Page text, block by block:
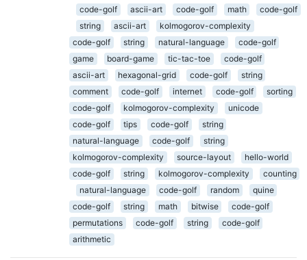
code-golf
ascii-art code-golf math
code-golf
string
ascii-art
kolmogorov-complexity
code-golf
string natural-language
code-golf
game
board-game tic-tac-toe
code-golf
ascii-art
hexagonal-grid code-golf
string
comment
code-golf internet code-golf
sorting
code-golf
kolmogorov-complexity
unicode
code-golf
tips code-golf
string
natural-language
code-golf
string
kolmogorov-complexity
source-layout
hello-world
code-golf
string kolmogorov-complexity
counting
natural-language
code-golf random
quine
code-golf
string math bitwise
code-golf
permutations
code-golf string
code-golf
arithmetic